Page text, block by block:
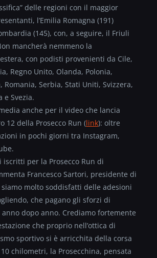
delle regioni con il maggior
l’Emilia Romagna (191)
(145), con, a seguire, il Friuli
mancherà nemmeno la
con podisti provenienti da Cile,
Regno Unito, Olanda, Polonia,
Romania, Serbia, Stati Uniti, Svizzera,
e Svezia.
anche per il video che lancia
12 della Prosecco Run (link): oltre
in pochi giorni tra Instagram,
iscritti per la Prosecco Run di
Francesco Sartori, presidente di
siamo molto soddisfatti delle adesioni
che pagano gli sforzi di
dopo anno. Crediamo fortemente
che proprio nell’ottica di
sportivo si è arricchita della corsa
chilometri, la Prosecchina, pensata